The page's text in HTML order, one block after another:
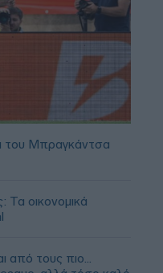
του Μπραγκάντσα
Τα οικονομικά
από τους πιο...